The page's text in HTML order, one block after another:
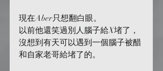
現在Aber只想翻白眼。
以前他還笑過別人腦子給X堵了，
沒想到有天可以遇到一個腦子被醋
和自家老哥給堵了的。